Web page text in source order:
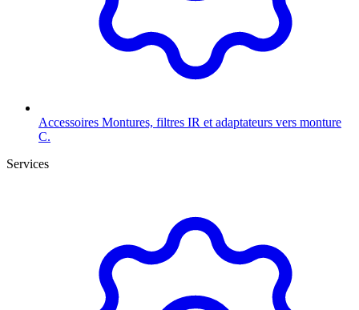
Accessoires Montures, filtres IR et adaptateurs vers monture
C.
Services